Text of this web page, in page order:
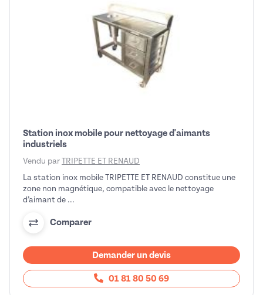
Station inox mobile pour nettoyage d'aimants
industriels
Vendu par TRIPETTE ET RENAUD
La station inox mobile TRIPETTE ET RENAUD constitue une
zone non magnétique, compatible avec le nettoyage
d’aimant de ...
Comparer
Demander un devis
01 81 80 50 69